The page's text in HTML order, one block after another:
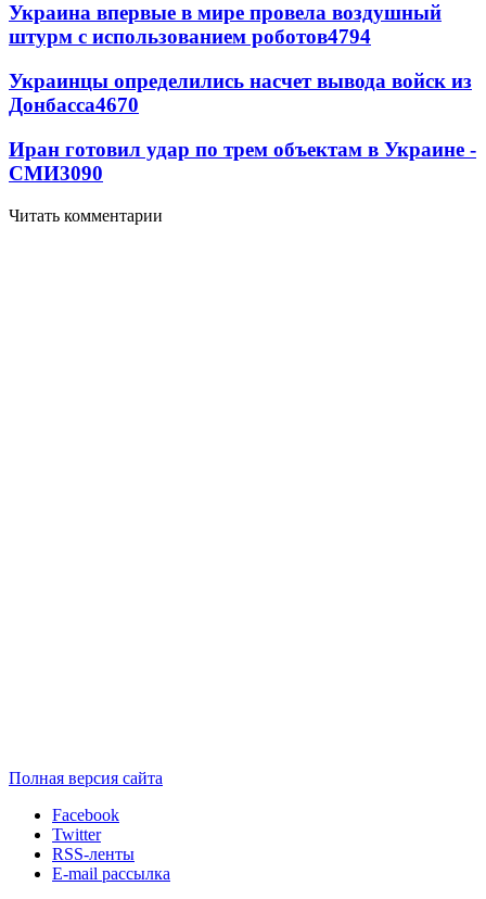
Украина впервые в мире провела воздушный
штурм с использованием роботов4794
Украинцы определились насчет вывода войск из
Донбасса4670
Иран готовил удар по трем объектам в Украине -
СМИ3090
Читать комментарии
Полная версия сайта
Facebook
Twitter
RSS-ленты
E-mail рассылка